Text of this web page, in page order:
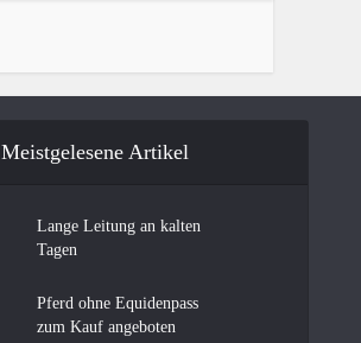
Meistgelesene Artikel
Lange Leitung an kalten
Tagen
Pferd ohne Equidenpass
zum Kauf angeboten